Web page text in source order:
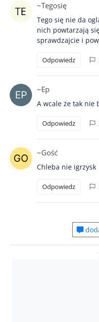
~Tegosię
Tego się nie da
nich powtarzają
sprawdzajcie i
Odpowiedz
~Ep
A wcale że tak nie
Odpowiedz
~Gość
Chleba nie igrzysk
Odpowiedz